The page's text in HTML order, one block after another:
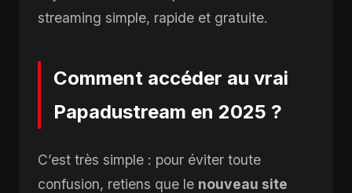
streaming simple, rapide et gratuite.
Comment accéder au vrai
Papadustream en 2025 ?
C’est très simple : pour éviter toute
confusion, retiens que le nouveau site